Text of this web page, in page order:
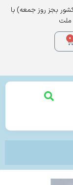
به کل کشور بجز روز جمعه) با
ملت
0